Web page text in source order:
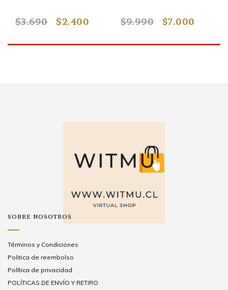
$3.690 $2.400 $9.990 $7.000
SOBRE NOSOTROS
Términos y Condiciones
Politica de reembolso
Política de privacidad
POLÍTICAS DE ENVÍO Y RETIRO